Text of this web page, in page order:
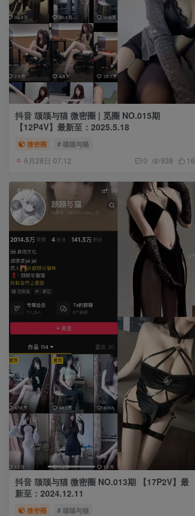
抖音 颉颉与猫 微密圈 | 觅圈 NO.015期
【12P4V】最新至：2025.5.18
微密圈 # 颉颉与猫
6月28日 07:12 0 938 16
抖音 颉颉与猫 微密圈 NO.013期 【17P2V】最
新至：2024.12.11
微密圈 # 颉颉与猫